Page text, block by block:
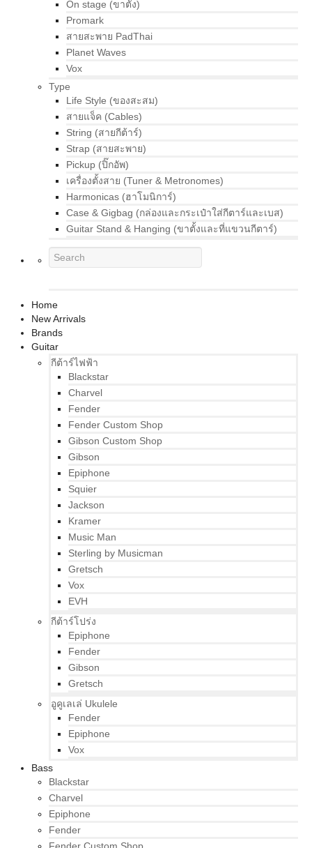
On stage (ขาตั้ง)
Promark
สายสะพาย PadThai
Planet Waves
Vox
Type
Life Style (ของสะสม)
สายแจ็ค (Cables)
String (สายกีต้าร์)
Strap (สายสะพาย)
Pickup (ปิ๊กอัพ)
เครื่องตั้งสาย (Tuner & Metronomes)
Harmonicas (ฮาโมนิการ์)
Case & Gigbag (กล่องและกระเป๋าใส่กีตาร์และเบส)
Guitar Stand & Hanging (ขาตั้งและที่แขวนกีตาร์)
Home
New Arrivals
Brands
Guitar
กีต้าร์ไฟฟ้า
Blackstar
Charvel
Fender
Fender Custom Shop
Gibson Custom Shop
Gibson
Epiphone
Squier
Jackson
Kramer
Music Man
Sterling by Musicman
Gretsch
Vox
EVH
กีต้าร์โปร่ง
Epiphone
Fender
Gibson
Gretsch
อูคูเลเล่ Ukulele
Fender
Epiphone
Vox
Bass
Blackstar
Charvel
Epiphone
Fender